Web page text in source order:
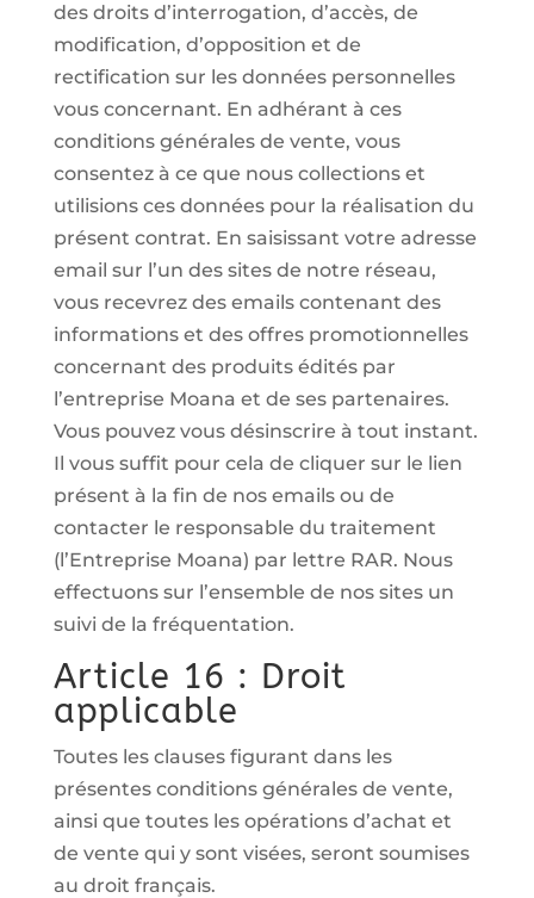
des droits d’interrogation, d’accès, de
modification, d’opposition et de
rectification sur les données personnelles
vous concernant. En adhérant à ces
conditions générales de vente, vous
consentez à ce que nous collections et
utilisions ces données pour la réalisation du
présent contrat. En saisissant votre adresse
email sur l’un des sites de notre réseau,
vous recevrez des emails contenant des
informations et des offres promotionnelles
concernant des produits édités par
l’entreprise Moana et de ses partenaires.
Vous pouvez vous désinscrire à tout instant.
Il vous suffit pour cela de cliquer sur le lien
présent à la fin de nos emails ou de
contacter le responsable du traitement
(l’Entreprise Moana) par lettre RAR. Nous
effectuons sur l’ensemble de nos sites un
suivi de la fréquentation.
Article 16 : Droit
applicable
Toutes les clauses figurant dans les
présentes conditions générales de vente,
ainsi que toutes les opérations d’achat et
de vente qui y sont visées, seront soumises
au droit français.